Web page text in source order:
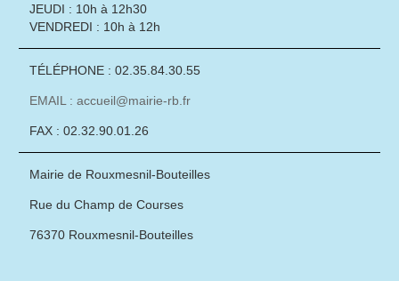
JEUDI : 10h à 12h30
VENDREDI : 10h à 12h
TÉLÉPHONE : 02.35.84.30.55
EMAIL : accueil@mairie-rb.fr
FAX : 02.32.90.01.26
Mairie de Rouxmesnil-Bouteilles
Rue du Champ de Courses
76370 Rouxmesnil-Bouteilles